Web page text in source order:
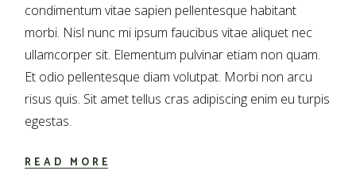
condimentum vitae sapien pellentesque habitant
morbi. Nisl nunc mi ipsum faucibus vitae aliquet nec
ullamcorper sit. Elementum pulvinar etiam non quam.
Et odio pellentesque diam volutpat. Morbi non arcu
risus quis. Sit amet tellus cras adipiscing enim eu turpis
egestas.
READ MORE